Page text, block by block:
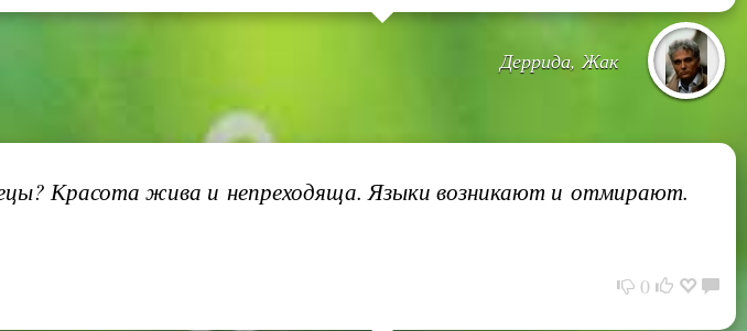
Деррида, Жак
Красота жива и непреходяща. Языки возникают и отмирают.
0